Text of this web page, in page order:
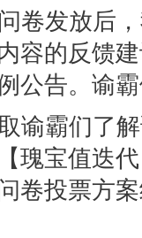
卷发放后
容的反馈
公告。谕
谕霸们了
瑰宝值迭
卷投票方